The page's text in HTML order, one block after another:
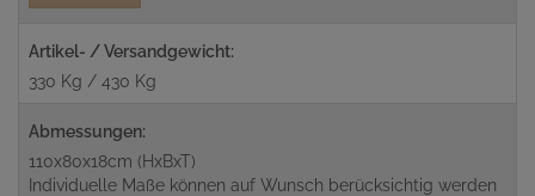
Artikel- / Versandgewicht:
330 Kg / 430 Kg
Abmessungen:
110x80x18cm (HxBxT)
Individuelle Maße können auf Wunsch berücksichtig werden